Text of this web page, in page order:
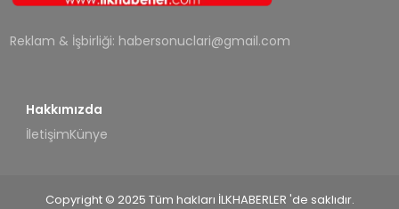
Reklam & İşbirliği: habersonuclari@gmail.com
Hakkımızda
İletişimKünye
Copyright © 2025 Tüm hakları İLKHABERLER 'de saklıdır.